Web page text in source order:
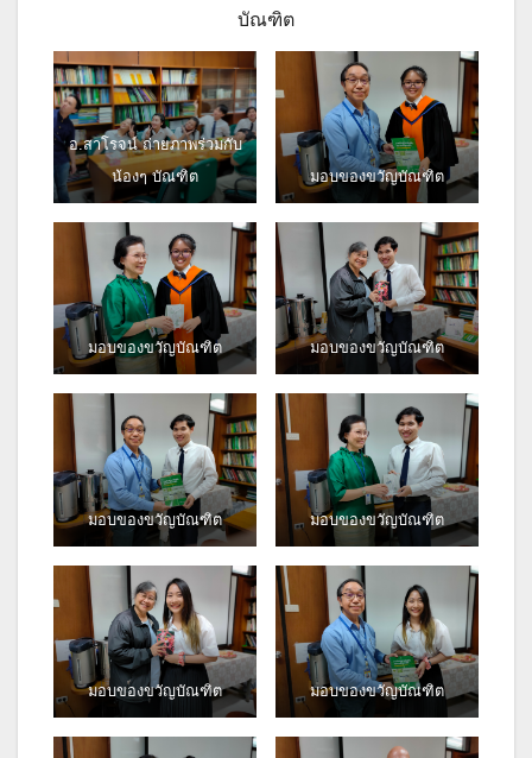
บัณฑิต
อ.สาโรจน์ ถ่ายภาพร่วมกับ
น้องๆ บัณฑิต
มอบของขวัญบัณฑิต
มอบของขวัญบัณฑิต มอบของขวัญบัณฑิต
มอบของขวัญบัณฑิต มอบของขวัญบัณฑิต
มอบของขวัญบัณฑิต มอบของขวัญบัณฑิต